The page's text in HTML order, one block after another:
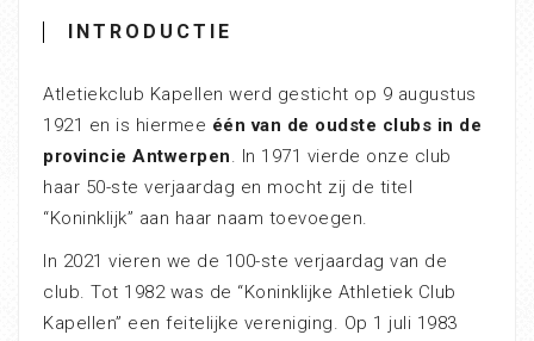
INTRODUCTIE
Atletiekclub Kapellen werd gesticht op 9 augustus
1921 en is hiermee één van de oudste clubs in de
provincie Antwerpen. In 1971 vierde onze club
haar 50-ste verjaardag en mocht zij de titel
“Koninklijk” aan haar naam toevoegen.
In 2021 vieren we de 100-ste verjaardag van de
club. Tot 1982 was de “Koninklijke Athletiek Club
Kapellen” een feitelijke vereniging. Op 1 juli 1983